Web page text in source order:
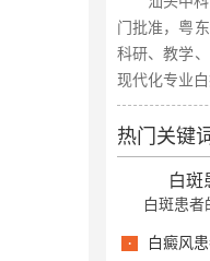
门批准，粤
科研、教学
现代化专业
热门关键词
白斑
白斑患者
· 白癜风